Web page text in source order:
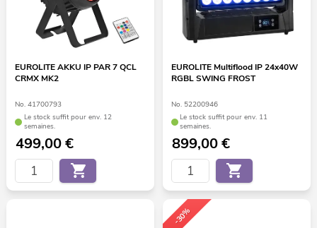
EUROLITE AKKU IP PAR 7 QCL
CRMX MK2
No. 41700793
Le stock suffit pour env. 12
semaines.
499,00€
EUROLITE Multiflood IP 24x40W
RGBL SWING FROST
No. 52200946
Le stock suffit pour env. 11
semaines.
899,00€
-30%